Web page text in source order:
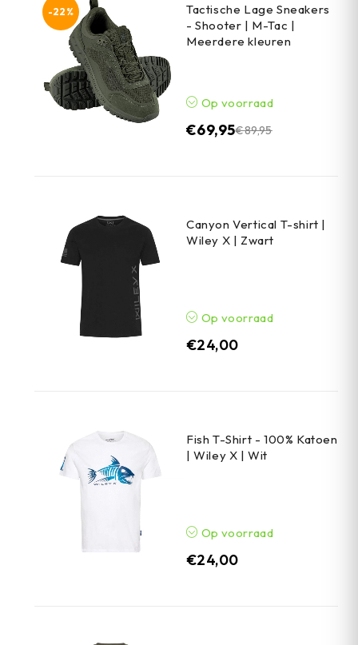
-22%
Tactische Lage Sneakers
- Shooter | M-Tac |
Meerdere kleuren
Op voorraad
€89,95
€69,95
Canyon Vertical T-shirt |
Wiley X | Zwart
Op voorraad
€24,00
Fish T-Shirt - 100% Katoen
| Wiley X | Wit
Op voorraad
€24,00